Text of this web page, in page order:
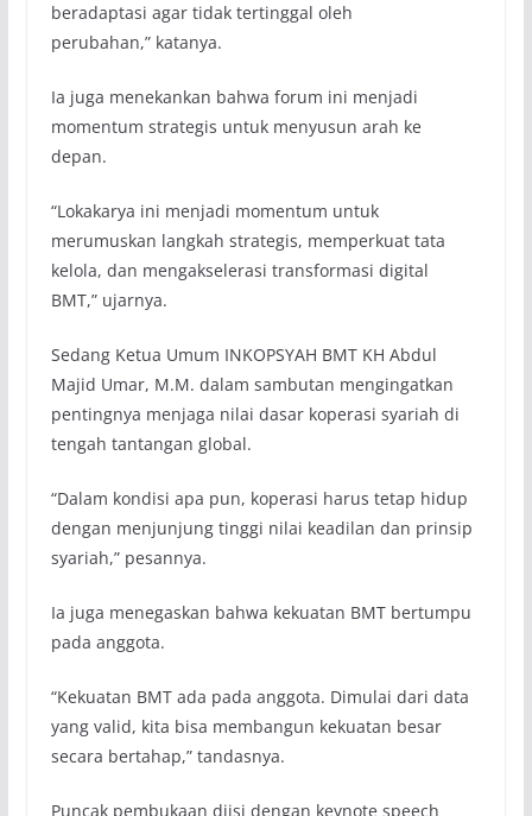
beradaptasi agar tidak tertinggal oleh
perubahan,” katanya.
Ia juga menekankan bahwa forum ini menjadi
momentum strategis untuk menyusun arah ke
depan.
“Lokakarya ini menjadi momentum untuk
merumuskan langkah strategis, memperkuat tata
kelola, dan mengakselerasi transformasi digital
BMT,” ujarnya.
Sedang Ketua Umum INKOPSYAH BMT KH Abdul
Majid Umar, M.M. dalam sambutan mengingatkan
pentingnya menjaga nilai dasar koperasi syariah di
tengah tantangan global.
“Dalam kondisi apa pun, koperasi harus tetap hidup
dengan menjunjung tinggi nilai keadilan dan prinsip
syariah,” pesannya.
Ia juga menegaskan bahwa kekuatan BMT bertumpu
pada anggota.
“Kekuatan BMT ada pada anggota. Dimulai dari data
yang valid, kita bisa membangun kekuatan besar
secara bertahap,” tandasnya.
Puncak pembukaan diisi dengan keynote speech